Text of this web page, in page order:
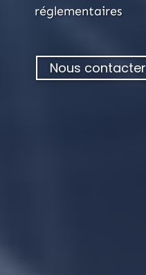
réglementaires
Nous contacter